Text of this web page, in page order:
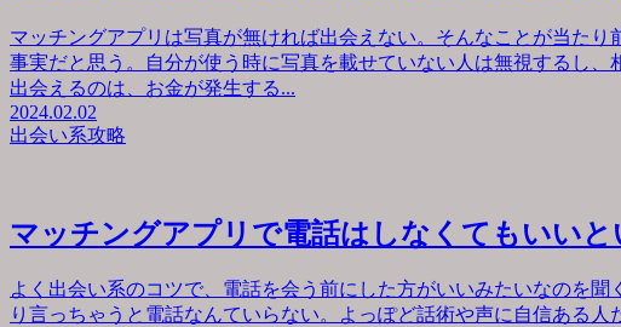
マッチングアプリは写真が無ければ出会えない。そんなことが当た
事実だと思う。自分が使う時に写真を載せていない人は無視するし
出会えるのは、お金が発生する...
2024.02.02
出会い系攻略
マッチングアプリで電話はしなくてもいいと
よく出会い系のコツで、電話を会う前にした方がいいみたいなのを
り言っちゃうと電話なんていらない。よっぽど話術や声に自信ある